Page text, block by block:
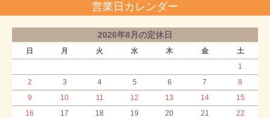
営業日カレンダー
2026年8月の定休日
日 月 火 水 木 金
土
1
2
3 4 5 6 7
8
9
10 11 12 13 14
15
16
17 18 19 20 21
22